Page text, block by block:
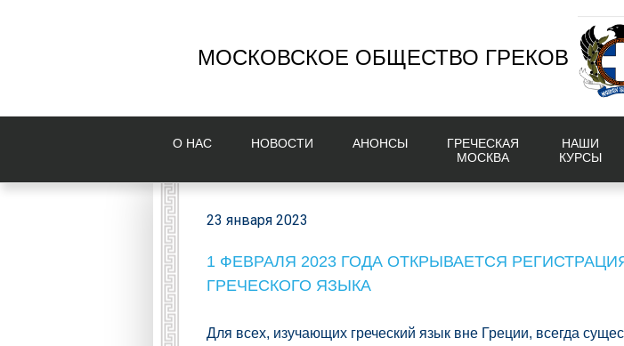
МОСКОВСКОЕ ОБЩЕСТВО ГРЕКОВ
О НAС НОВОСТИ AНОНСЫ
ГРЕЧЕСКАЯ
МОСКВА
НАШИ
КУРСЫ
23 января 2023
1 ФЕВРАЛЯ 2023 ГОДА ОТКРЫВАЕТСЯ
ГРЕЧЕСКОГО ЯЗЫКА
Для всех, изучающих греческий язык вне Греции, всегда